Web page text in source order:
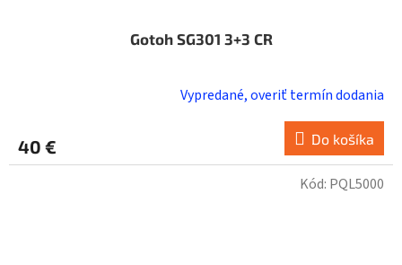
Gotoh SG301 3+3 CR
Vypredané, overiť termín dodania
40 € Do košíka
Kód: PQL5000